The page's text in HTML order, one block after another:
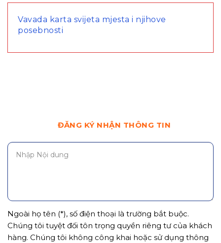
Vavada karta svijeta mjesta i njihove
posebnosti
ĐĂNG KÝ NHẬN THÔNG TIN
Ngoài họ tên (*), số điện thoại là trường bắt buộc.
Chúng tôi tuyệt đối tôn trọng quyền riêng tư của khách
hàng. Chúng tôi không công khai hoặc sử dụng thông